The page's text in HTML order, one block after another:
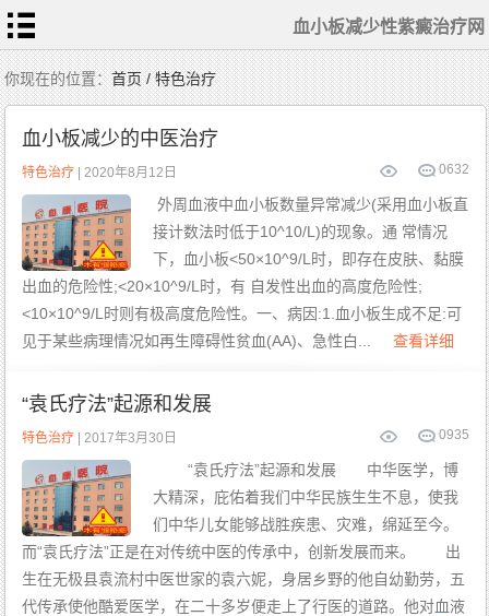
血小板减少性紫癜治疗网
首
页
血
小
板
常
识
相
关
检
查
症
状
表
现
常
规
治
疗
患
者
护
理
中
医
食
疗
特
色
治
疗
血
小
板
减
少
的
治
疗
康
复
案
例
病
因
你现在的位置：首页 / 特色治疗
血小板减少的中医治疗
632
0
特色治疗 | 2020年8月12日
外周血液中血小板数量异常减少(采用血小板直
接计数法时低于10^10/L)的现象。通 常情况
下，血小板<50×10^9/L时，即存在皮肤、黏膜
出血的危险性;<20×10^9/L时，有 自发性出血的高度危险性;
<10×10^9/L时则有极高度危险性。一、病因:1.血小板生成不足:可
见于某些病理情况如再生障碍性贫血(AA)、急性白...
查看详细
“袁氏疗法”起源和发展
935
0
特色治疗 | 2017年3月30日
“袁氏疗法”起源和发展 中华医学，博
大精深，庇佑着我们中华民族生生不息，使我
们中华儿女能够战胜疾患、灾难，绵延至今。
而“袁氏疗法”正是在对传统中医的传承中，创新发展而来。 出
生在无极县袁流村中医世家的袁六妮，身居乡野的他自幼勤劳，五
代传承使他酷爱医学，在二十多岁便走上了行医的道路。他对血液